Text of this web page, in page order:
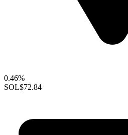
0.46%
SOL$72.84